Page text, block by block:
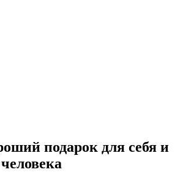
подарок для себя и